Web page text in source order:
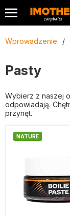
Wprowadzenie /
Pasty
Wybierz z naszej
odpowiadają.
przynęt.
NATURE